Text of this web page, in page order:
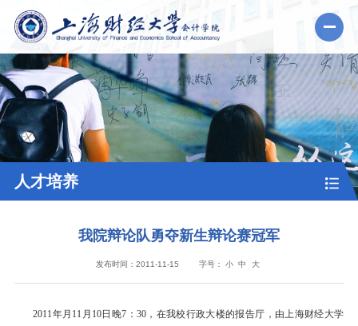
人才培养
我院辩论队勇夺新生辩论赛冠军
发布时间：2011-11-15 字号： 小 中 大
2011年月11月10日晚7：30，在我校行政大楼的报告厅，由上海财经大学